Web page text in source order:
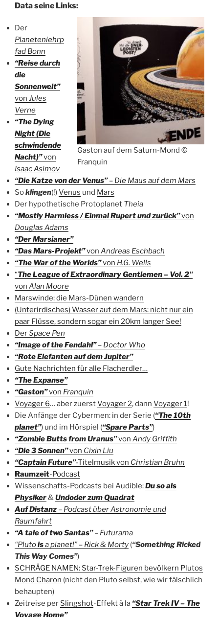
Data seine Links:
Gaston auf dem Saturn-Mond ©
Franquin
Der
Planetenlehrp
fad Bonn
“Reise durch
die
Sonnenwelt”
von Jules
Verne
“The Dying
Night (Die
schwindende
Nacht)”von
Isaac Asimov
“Die Katze von der Venus”– Die Maus auf dem Mars
Soklingen(!)Venus und Mars
Der hypothetische Protoplanet Theia
“Mostly Harmless / Einmal Rupert und zurück”von
Douglas Adams
“Der Marsianer”
“Das Mars-Projekt”von Andreas Eschbach
“The War of the Worlds”von H.G. Wells
“The League of Extraordinary Gentlemen – Vol. 2″
von Alan Moore
Marswinde: die Mars-Dünen wandern
(Unterirdisches) Wasser auf dem Mars: nicht nur ein
paar Flüsse, sondern sogar ein 20km langer See!
DerSpace Pen
“Image of the Fendahl”– Doctor Who
“Rote Elefanten auf dem Jupiter”
Gute Nachrichten für alle Flacherdler…
“The Expanse”
“Gaston”von Franquin
Voyager 6… aber zuerstVoyager 2, dann Voyager 1!
Die Anfänge der Cybermen: in der Serie (“The 10th
planet”) und im Hörspiel (“Spare Parts”)
“Zombie Butts from Uranus”von Andy Griffith
“Die 3 Sonnen”von Cixin Liu
“Captain Future”-Titelmusik von Christian Bruhn
Raumzeit-Podcast
Wissenschafts-Podcasts bei Audible:Du so als
Physiker&Undoder zum Quadrat
Auf Distanz – Podcast über Astronomie und
Raumfahrt
“A tale of two Santas”– Futurama
“Plutoisa planet!” – Rick & Morty (“Something Ricked
This Way Comes”)
SCHRÄGE NAMEN: Star-Trek-Figuren bevölkern Plutos
Mond Charon (nicht den Pluto selbst, wie wir fälschlich
behaupten)
Zeitreise per Slingshot-Effekt à la “Star Trek IV – The
Voyage Home”